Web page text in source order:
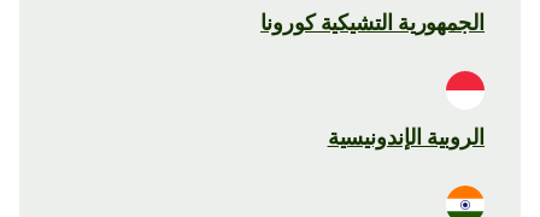
الجمهورية التشيكية كورونا
الروبية الإندونيسية